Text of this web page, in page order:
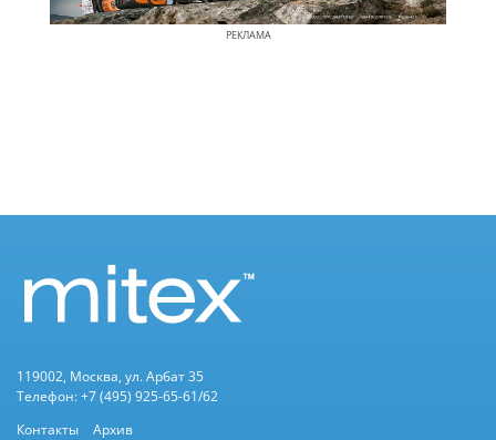
РЕКЛАМА
119002, Москва, ул. Арбат 35
Телефон: +7 (495) 925-65-61/62
Контакты
Архив